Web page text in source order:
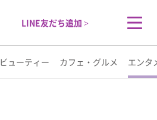
LINE友だち追加 >
ビューティー カフェ・グルメ エンタ